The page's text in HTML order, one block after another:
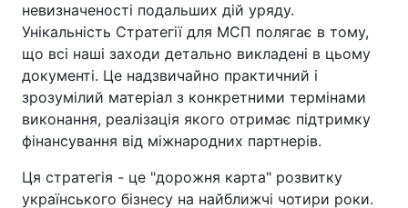
невизначеності подальших дій уряду.
Унікальність Стратегії для МСП полягає в тому,
що всі наші заходи детально викладені в цьому
документі. Це надзвичайно практичний і
зрозумілий матеріал з конкретними термінами
виконання, реалізація якого отримає підтримку
фінансування від міжнародних партнерів.
Ця стратегія - це "дорожня карта" розвитку
українського бізнесу на найближчі чотири роки.